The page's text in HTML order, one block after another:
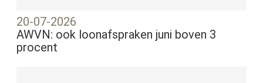
20-07-2026
AWVN: ook loonafspraken juni boven 3
procent